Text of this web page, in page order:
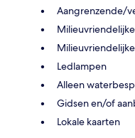
Aangrenzende/
Ledlampen
Alleen
Gidsen en/of
Lokale kaarten